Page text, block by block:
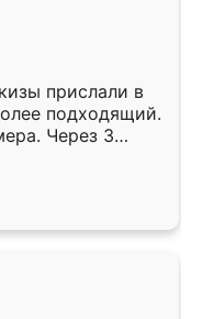
прислали в
подходящий.
Через 3
Остались
Ренессанс